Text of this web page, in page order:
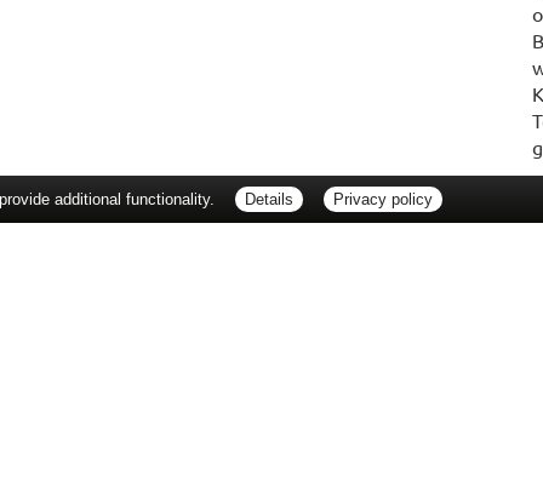
additional functionality. Details Privacy policy